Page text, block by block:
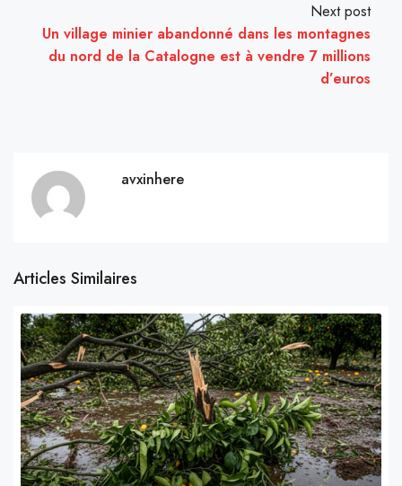
Next post
Un village minier abandonné dans les montagnes
du nord de la Catalogne est à vendre 7 millions
d’euros
avxinhere
Articles Similaires